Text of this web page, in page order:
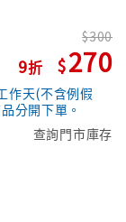
9
300
270
作天(不含例假
分開下單。
查詢門市庫存